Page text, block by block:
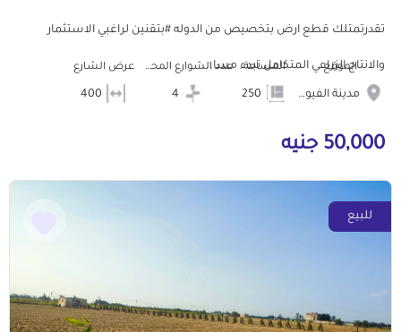
تقدرتمتلك قطع ارض بتخصيص من الدوله #بتقنين لراغبي الاستثمار
والانتاج الزراعي المتكامل تبدء مسا...
الموقع
مدينة الفيوم الجديدة
المساحة عدد الشوارع المحيطه عرض الشارع
50,000 جنيه
للبيع